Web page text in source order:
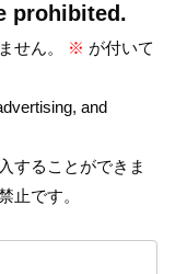
prohibited.
せん。 ※ が付いて
and
することができま
止です。